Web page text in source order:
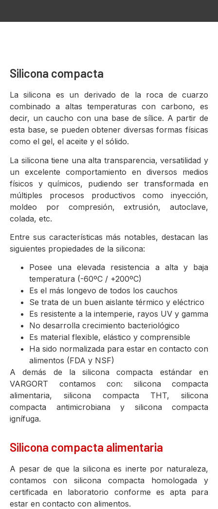
Silicona compacta
La silicona es un derivado de la roca de cuarzo
combinado a altas temperaturas con carbono, es
decir, un caucho con una base de sílice. A partir de
esta base, se pueden obtener diversas formas físicas
como el gel, el aceite y el sólido.
La silicona tiene una alta transparencia, versatilidad y
un excelente comportamiento en diversos medios
físicos y químicos, pudiendo ser transformada en
múltiples procesos productivos como inyección,
moldeo por compresión, extrusión, autoclave,
colada, etc.
Entre sus características más notables, destacan las
siguientes propiedades de la silicona:
Posee una elevada resistencia a alta y baja
temperatura (-60ºC / +200ºC)
Es el más longevo de todos los cauchos
Se trata de un buen aislante térmico y eléctrico
Es resistente a la intemperie, rayos UV y gamma
No desarrolla crecimiento bacteriológico
Es material flexible, elástico y comprensible
Ha sido normalizada para estar en contacto con
alimentos (FDA y NSF)
A demás de la silicona compacta estándar en
VARGORT contamos con: silicona compacta
alimentaria, silicona compacta THT, silicona
compacta antimicrobiana y silicona compacta
ignífuga.
Silicona compacta alimentaria
A pesar de que la silicona es inerte por naturaleza,
contamos con silicona compacta homologada y
certificada en laboratorio conforme es apta para
estar en contacto con alimentos.